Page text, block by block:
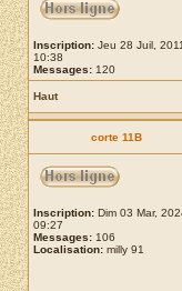
Inscription: Jeu 28 Juil,
10:38
Messages: 120
Haut
corte 11B
Inscription: Dim 03 Mar,
09:27
Messages: 106
Localisation: milly 91